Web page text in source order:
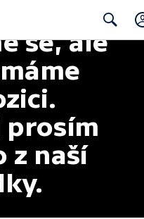
Search
se, ale
prosím
naší